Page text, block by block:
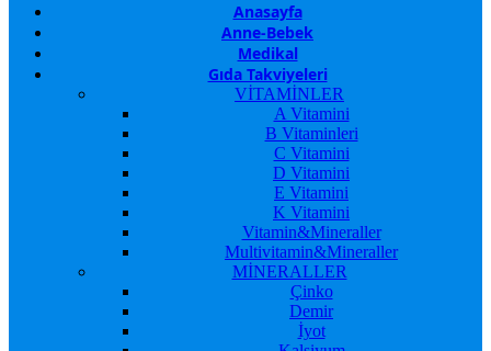
Anasayfa
Anne-Bebek
Medikal
Gıda Takviyeleri
VİTAMİNLER
A Vitamini
B Vitaminleri
C Vitamini
D Vitamini
E Vitamini
K Vitamini
Vitamin&Mineraller
Multivitamin&Mineraller
MİNERALLER
Çinko
Demir
İyot